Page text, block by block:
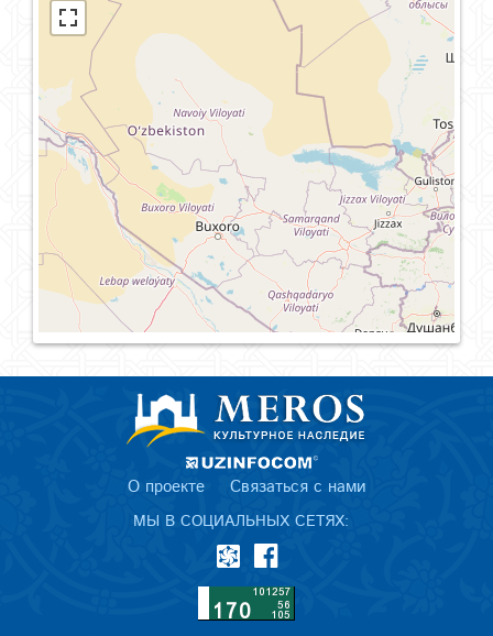
О проекте Связаться с нами
МЫ В СОЦИАЛЬНЫХ СЕТЯХ: